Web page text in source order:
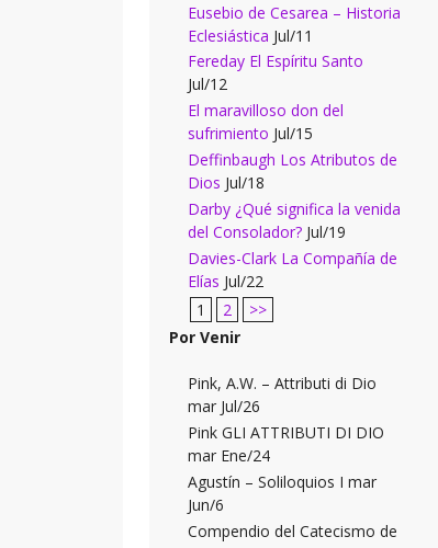
Eusebio de Cesarea – Historia
Eclesiástica Jul/11
Fereday El Espíritu Santo
Jul/12
El maravilloso don del
sufrimiento Jul/15
Deffinbaugh Los Atributos de
Dios Jul/18
Darby ¿Qué significa la venida
del Consolador? Jul/19
Davies-Clark La Compañía de
Elías Jul/22
1
2
>>
Por Venir
Pink, A.W. – Attributi di Dio
mar Jul/26
Pink GLI ATTRIBUTI DI DIO
mar Ene/24
Agustín – Soliloquios I mar
Jun/6
Compendio del Catecismo de